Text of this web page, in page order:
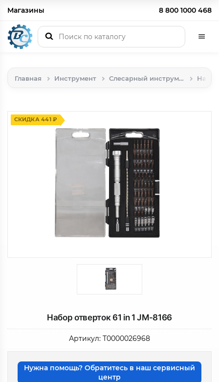
Магазины 8 800 1000 468
Главная Инструмент Слесарный инструмент
СКИДКА 441 ₽
Набор отверток 61 in 1 JM-8166
Артикул: Т0000026968
Нужна помощь? Обратитесь в наш сервисный
центр